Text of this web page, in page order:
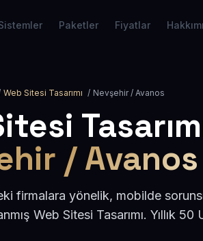
Paketler Fiyatlar
Web Sitesi Tasarımı / Nevşehir / Avanos
/ Avanos
firmalara yönelik, mobilde
Web Sitesi Tasarımı. Yıllık 50